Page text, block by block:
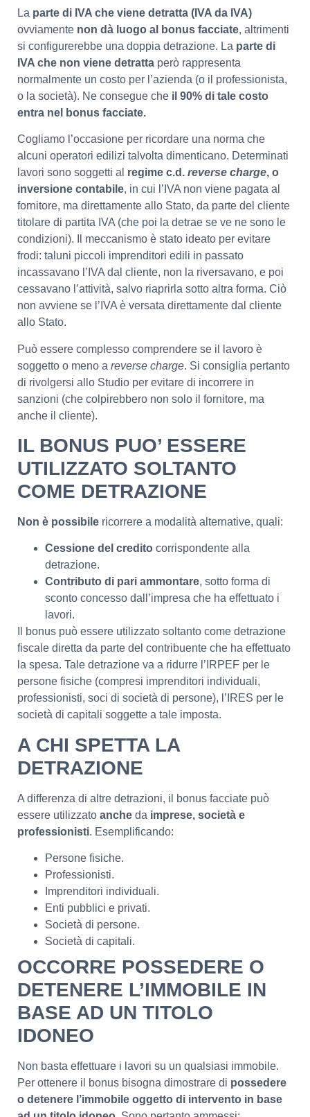
La parte di IVA che viene detratta (IVA da IVA)
ovviamente non dà luogo al bonus facciate, altrimenti
si configurerebbe una doppia detrazione. La parte di
IVA che non viene detratta però rappresenta
normalmente un costo per l’azienda (o il professionista,
o la società). Ne consegue che il 90% di tale costo
entra nel bonus facciate.
Cogliamo l’occasione per ricordare una norma che
alcuni operatori edilizi talvolta dimenticano. Determinati
lavori sono soggetti al regime c.d. reverse charge, o
inversione contabile, in cui l’IVA non viene pagata al
fornitore, ma direttamente allo Stato, da parte del cliente
titolare di partita IVA (che poi la detrae se ve ne sono le
condizioni). Il meccanismo è stato ideato per evitare
frodi: taluni piccoli imprenditori edili in passato
incassavano l’IVA dal cliente, non la riversavano, e poi
cessavano l’attività, salvo riaprirla sotto altra forma. Ciò
non avviene se l’IVA è versata direttamente dal cliente
allo Stato.
Può essere complesso comprendere se il lavoro è
soggetto o meno a reverse charge. Si consiglia pertanto
di rivolgersi allo Studio per evitare di incorrere in
sanzioni (che colpirebbero non solo il fornitore, ma
anche il cliente).
IL BONUS PUO’ ESSERE
UTILIZZATO SOLTANTO
COME DETRAZIONE
Non è possibile ricorrere a modalità alternative, quali:
Cessione del credito corrispondente alla
detrazione.
Contributo di pari ammontare, sotto forma di
sconto concesso dall’impresa che ha effettuato i
lavori.
Il bonus può essere utilizzato soltanto come detrazione
fiscale diretta da parte del contribuente che ha effettuato
la spesa. Tale detrazione va a ridurre l’IRPEF per le
persone fisiche (compresi imprenditori individuali,
professionisti, soci di società di persone), l’IRES per le
società di capitali soggette a tale imposta.
A CHI SPETTA LA
DETRAZIONE
A differenza di altre detrazioni, il bonus facciate può
essere utilizzato anche da imprese, società e
professionisti. Esemplificando:
Persone fisiche.
Professionisti.
Imprenditori individuali.
Enti pubblici e privati.
Società di persone.
Società di capitali.
OCCORRE POSSEDERE O
DETENERE L’IMMOBILE IN
BASE AD UN TITOLO
IDONEO
Non basta effettuare i lavori su un qualsiasi immobile.
Per ottenere il bonus bisogna dimostrare di possedere
o detenere l’immobile oggetto di intervento in base